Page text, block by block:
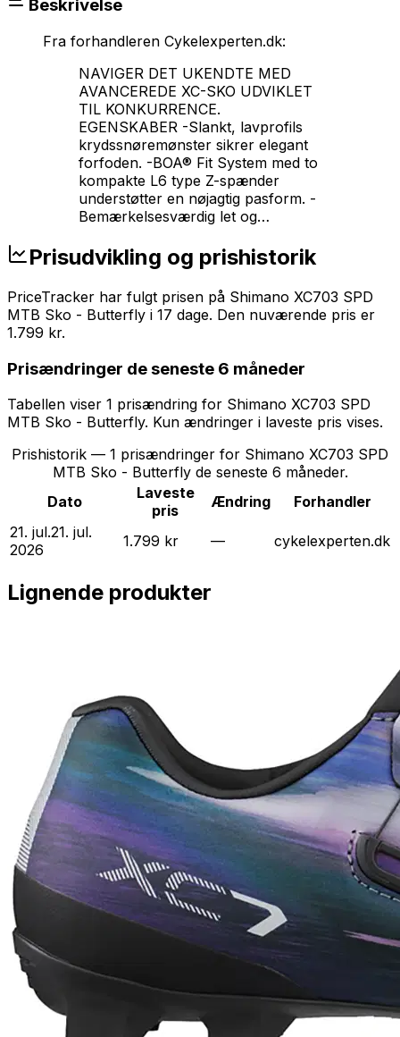
Beskrivelse
Fra forhandleren Cykelexperten.dk:
NAVIGER DET UKENDTE MED
AVANCEREDE XC-SKO UDVIKLET
TIL KONKURRENCE.
EGENSKABER -Slankt, lavprofils
krydssnøremønster sikrer elegant
forfoden. -BOA® Fit System med to
kompakte L6 type Z-spænder
understøtter en nøjagtig pasform. -
Bemærkelsesværdig let og…
Prisudvikling og prishistorik
PriceTracker har fulgt prisen på Shimano XC703 SPD
MTB Sko - Butterfly i 17 dage. Den nuværende pris er
1.799 kr.
Prisændringer de seneste 6 måneder
Tabellen viser 1 prisændring for Shimano XC703 SPD
MTB Sko - Butterfly. Kun ændringer i laveste pris vises.
Prishistorik — 1 prisændringer for Shimano XC703 SPD
MTB Sko - Butterflyde seneste 6 måneder.
Dato
Laveste
pris
Ændring
Forhandler
21. jul.21. jul.
2026
1.799 kr — cykelexperten.dk
Lignende produkter